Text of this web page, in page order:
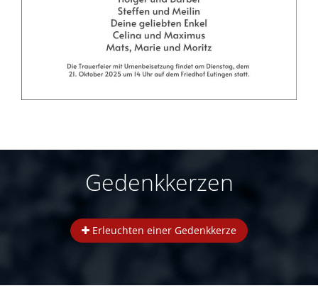
Gedenkkerzen
Erleuchten einer Gedenkkerze